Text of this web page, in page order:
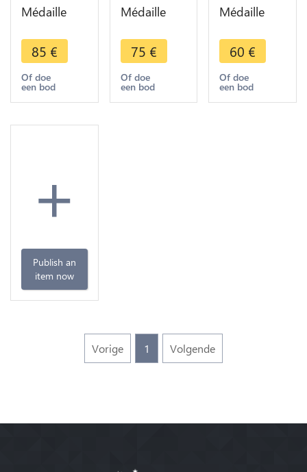
Médaille
Réunion de
Genève
Suisse 1814
1914 SUP
85 €
Of doe
een bod
Médaille
1896
Exposition
Nationale
Suisse
75 €
Of doe
een bod
Médaille
Genève
Geneva
Bovy 1814 -
1842 ->
60 €
Of doe
een bod
+
Publish an
item now
Vorige 1 Volgende